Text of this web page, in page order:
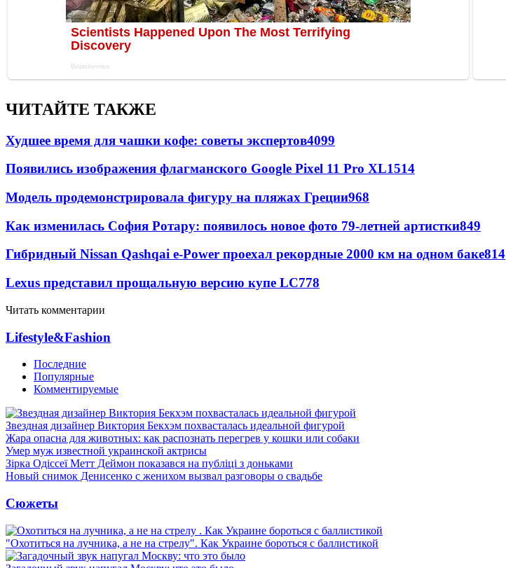
ЧИТАЙТЕ ТАКЖЕ
Худшее время для чашки кофе: советы экспертов4099
Появились изображения флагманского Google Pixel 11 Pro XL1514
Модель продемонстрировала фигуру на пляжах Греции968
Как изменилась София Ротару: появилось новое фото 79-летней артистки849
Гибридный Nissan Qashqai e-Power проехал рекордные 2000 км на одном баке814
Lexus представил прощальную версию купе LC778
Читать комментарии
Lifestyle&Fashion
Последние
Популярные
Комментируемые
Звездная дизайнер Виктория Бекхэм похвасталась идеальной фигурой
Жара опасна для животных: как распознать перегрев у кошки или собаки
Умер муж известной украинской актрисы
Зірка Одіссеї Метт Деймон показався на публіці з доньками
Новый снимок Денисенко с женихом вызвал разговоры о свадьбе
Сюжеты
"Охотиться на лучника, а не на стрелу". Как Украине бороться с баллистикой